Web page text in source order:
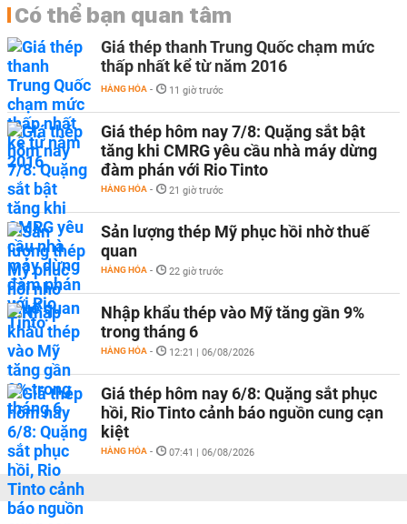
Có thể bạn quan tâm
Giá thép thanh Trung Quốc chạm mức
thấp nhất kể từ năm 2016
HÀNG HÓA - 11 giờ trước
Giá thép hôm nay 7/8: Quặng sắt bật
tăng khi CMRG yêu cầu nhà máy dừng
đàm phán với Rio Tinto
HÀNG HÓA - 21 giờ trước
Sản lượng thép Mỹ phục hồi nhờ thuế
quan
HÀNG HÓA - 22 giờ trước
Nhập khẩu thép vào Mỹ tăng gần 9%
trong tháng 6
HÀNG HÓA - 12:21 | 06/08/2026
Giá thép hôm nay 6/8: Quặng sắt phục
hồi, Rio Tinto cảnh báo nguồn cung cạn
kiệt
HÀNG HÓA - 07:41 | 06/08/2026